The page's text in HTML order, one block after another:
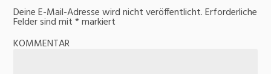
Deine E-Mail-Adresse wird nicht veröffentlicht. Erforderliche
Felder sind mit*markiert
KOMMENTAR